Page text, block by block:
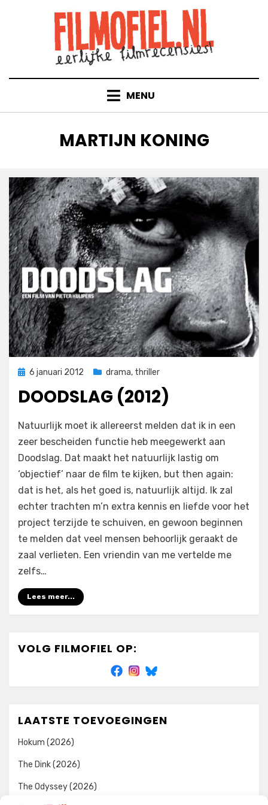
MENU
TAG
:
MARTIJN KONING
Geplaatst
6 januari 2012 drama, thriller
DOODSLAG (2012)
door Filmofiel.nl
5 reacties
(2012)
Natuurlijk moet ik allereerst melden dat ik in een
zeer bescheiden functie heb meegewerkt aan
Doodslag. Dat maakt het natuurlijk lastig om
‘objectief’ naar de film te kijken, but then again:
dat is het, als het goed is, natuurlijk altijd. Ik zal
echter trachten m’n extra kennis en liefde voor het
project terzijde te schuiven, en gewoon beginnen
te melden dat veel mensen behoorlijk geraakt de
zaal verlieten. Een vriendin van me vertelde me
zelfs…
Lees meer...
VOLG FILMOFIEL OP:
LAATSTE TOEVOEGINGEN
Hokum (2026)
The Dink (2026)
The Odyssey (2026)